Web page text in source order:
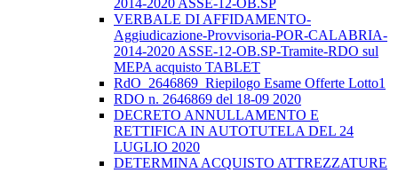
2014-2020 ASSE-12-OB.SP
VERBALE DI AFFIDAMENTO-
Aggiudicazione-Provvisoria-POR-CALABRIA-
2014-2020 ASSE-12-OB.SP-Tramite-RDO sul
MEPA acquisto TABLET
RdO_2646869_Riepilogo Esame Offerte Lotto1
RDO n. 2646869 del 18-09 2020
DECRETO ANNULLAMENTO E
RETTIFICA IN AUTOTUTELA DEL 24
LUGLIO 2020
DETERMINA ACQUISTO ATTREZZATURE